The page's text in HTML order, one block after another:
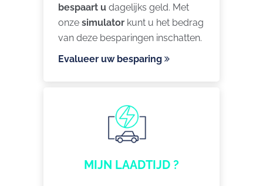
bespaart u dagelijks geld. Met
onze simulator kunt u het bedrag
van deze besparingen inschatten.
Evalueer uw besparing
MIJN LAADTIJD ?